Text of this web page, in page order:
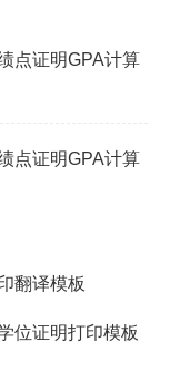
点证明GPA计算
点证明GPA计算
翻译模板
位证明打印模板